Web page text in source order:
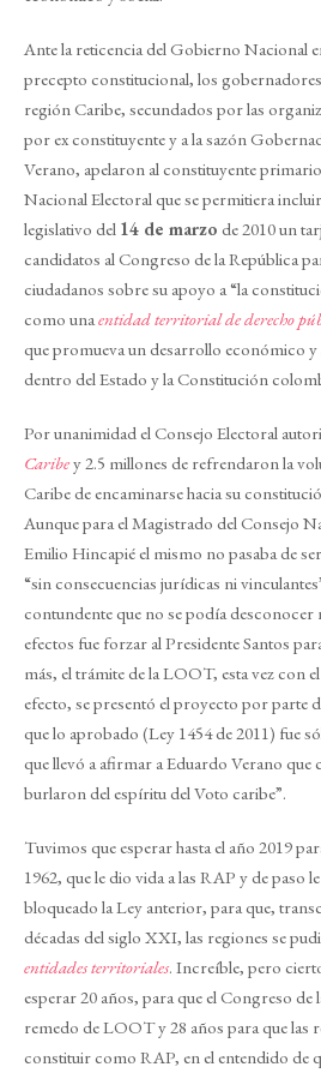
Ante la reticencia del Gobierno Nacional
precepto constitucional, los
región Caribe, secundados por las
por ex constituyente y a la sazón
Verano, apelaron al constituyente
Nacional Electoral que se permitiera
legislativo del 14 de marzo de 2010 un
candidatos al Congreso de la República
ciudadanos sobre su apoyo a “la
como una entidad territorial de derecho
que promueva un desarrollo económico
dentro del Estado y la Constitución
Por unanimidad el Consejo Electoral
Caribey 2.5 millones de refrendaron la
Caribe de encaminarse hacia su
Aunque para el Magistrado del Consejo
Emilio Hincapié el mismo no pasaba de
“sin consecuencias jurídicas ni
contundente que no se podía desconocer
efectos fue forzar al Presidente Santos
más, el trámite de la LOOT, esta vez con
efecto, se presentó el proyecto por parte
que lo aprobado (Ley 1454 de 2011) fue
que llevó a afirmar a Eduardo Verano que
burlaron del espíritu del Voto caribe”.
Tuvimos que esperar hasta el año 2019
1962, que le dio vida a las RAP y de paso
bloqueado la Ley anterior, para que,
décadas del siglo XXI, las regiones se
entidades territoriales. Increíble, pero
esperar 20 años, para que el Congreso de
remedo de LOOT y 28 años para que las
constituir como RAP, en el entendido de